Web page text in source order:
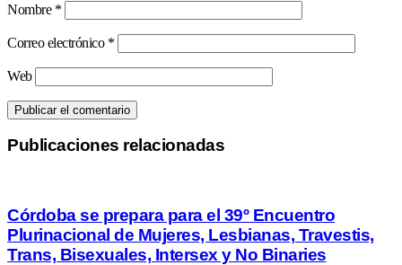
Nombre *
Correo electrónico *
Web
Publicaciones relacionadas
Córdoba se prepara para el 39º Encuentro
Plurinacional de Mujeres, Lesbianas, Travestis,
Trans, Bisexuales, Intersex y No Binaries